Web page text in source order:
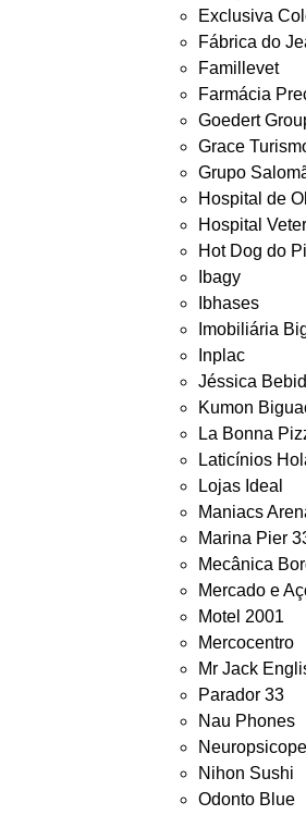
Exclusiva
Fábrica do
Famillevet
Farmácia
Goedert
Grace
Grupo
Hospital de
Hospital
Hot Dog do
Ibagy
Ibhases
Imobiliária
Inplac
Jéssica
Kumon
La Bonna
Laticínios
Lojas Ideal
Maniacs
Marina Pier
Mecânica
Mercado e
Motel 2001
Mercocentro
Mr Jack
Parador 33
Nau Phones
Nihon Sushi
Odonto Blue